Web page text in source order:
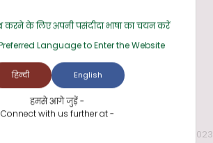
अंतिम बार समीक्षा और अद्यतन की तिथि: 04 Sep 2023
करने के लिए अपनी पसंदीदा भाषा का चयन करें
Language to Enter the Website
हिन्दी English
हमसे आगे जुड़ें -
Connect with us further at -